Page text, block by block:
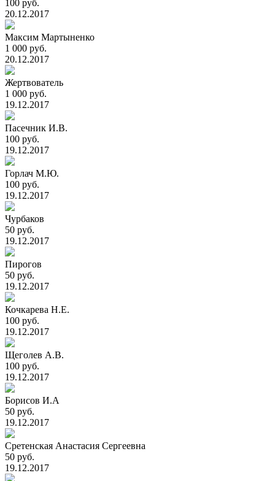
100 руб.
20.12.2017
Максим Мартыненко
1 000 руб.
20.12.2017
Жертвователь
1 000 руб.
19.12.2017
Пасечник И.В.
100 руб.
19.12.2017
Горлач М.Ю.
100 руб.
19.12.2017
Чурбаков
50 руб.
19.12.2017
Пирогов
50 руб.
19.12.2017
Кочкарева Н.Е.
100 руб.
19.12.2017
Щеголев А.В.
100 руб.
19.12.2017
Борисов И.А
50 руб.
19.12.2017
Сретенская Анастасия Сергеевна
50 руб.
19.12.2017